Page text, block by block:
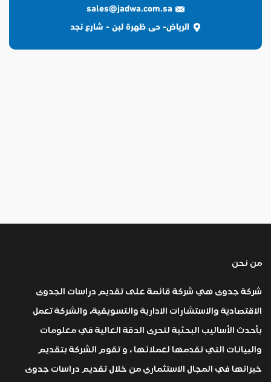
sales@jadwa.com.sa
الرياض- حى ظهرة لبن - شارع نجد
من نحن
شركة جدوى هي شركة قائمة على تقديم دراسات الجدوى
الاقتصادية والاستشارات الادارية والتسويقية، والشركة تعمل
بأحدث الأساليب البحثية لتحرى الدقة العالية في معلومات
والبيانات التي تقدمها لعملائها ، و تقوم الشركة بتقديم
خبراتها في المجال الاستثماري من خلال تقديم دراسات جدوى